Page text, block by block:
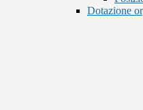
Dotazione